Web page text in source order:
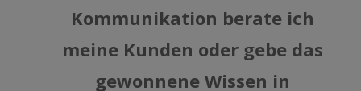
Kommunikation berate ich
meine Kunden oder gebe das
gewonnene Wissen in